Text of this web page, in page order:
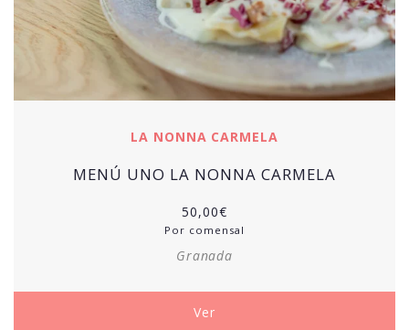
LA NONNA CARMELA
MENÚ UNO LA NONNA CARMELA
50,00€
Por comensal
Granada
Ver